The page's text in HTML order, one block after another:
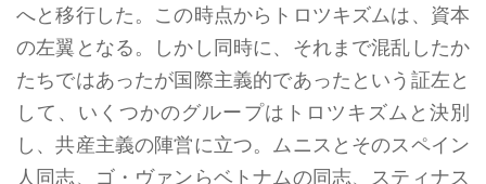
へと移行した。この時点からトロツキズムは、資本
の左翼となる。しかし同時に、それまで混乱したか
たちではあったが国際主義的であったという証左と
して、いくつかのグループはトロツキズムと決別
し、共産主義の陣営に立つ。ムニスとそのスペイン
人同志、ゴ・ヴァンらベトナムの同志、スティナス